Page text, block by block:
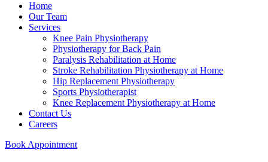
Home
Our Team
Services
Knee Pain Physiotherapy
Physiotherapy for Back Pain
Paralysis Rehabilitation at Home
Stroke Rehabilitation Physiotherapy at Home
Hip Replacement Physiotherapy
Sports Physiotherapist
Knee Replacement Physiotherapy at Home
Contact Us
Careers
Book Appointment